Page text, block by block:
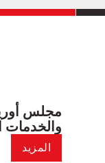
مجلس
والخدمات
المزيد